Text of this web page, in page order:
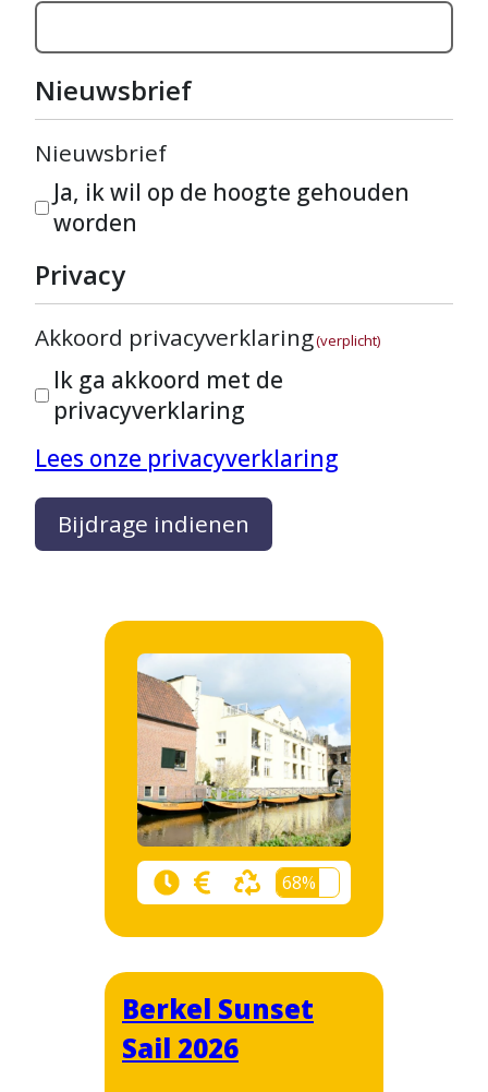
Nieuwsbrief
Nieuwsbrief
Ja, ik wil op de hoogte gehouden
worden
Privacy
Akkoord privacyverklaring(verplicht)
Ik ga akkoord met de
privacyverklaring
Lees onze privacyverklaring
Bijdrage indienen
68%
Berkel Sunset
Sail 2026